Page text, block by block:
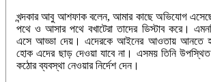
খন্দকার আবু আশফাক বলেন, আমার কাছে অভিযোগ এসেছে
পথে ও আসার পথে বখাটেরা তাদের ডিস্টাব করে।
এসে আড্ডা দেয়। এদেরকে আইনের আওতায় আনতে
হোক এদের ছাড় দেওয়া যাবে না। এসময় তিনি উপস্থিত
কঠোর ব্যবস্থা নেওয়ার নির্দেশ দেন।